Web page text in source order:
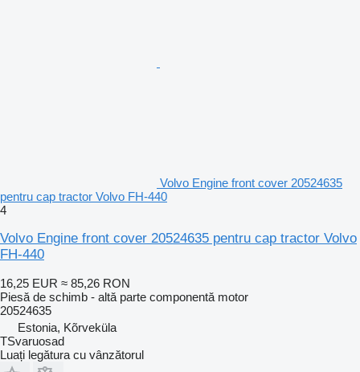
Volvo Engine front cover 20524635
pentru cap tractor Volvo FH-440
4
Volvo Engine front cover 20524635 pentru cap tractor Volvo
FH-440
16,25 EUR ≈ 85,26 RON
Piesă de schimb - altă parte componentă motor
20524635
Estonia, Kõrveküla
TSvaruosad
Luați legătura cu vânzătorul